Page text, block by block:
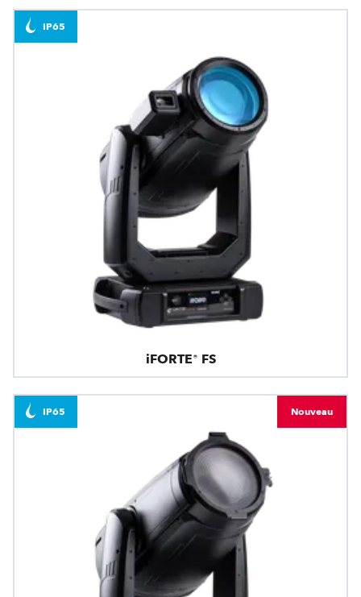
iFORTE® FS
IP65
IP65 Nouveau